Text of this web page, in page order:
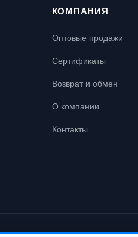
КОМПАНИЯ
Оптовые продажи
Сертификаты
Возврат и обмен
О компании
Контакты